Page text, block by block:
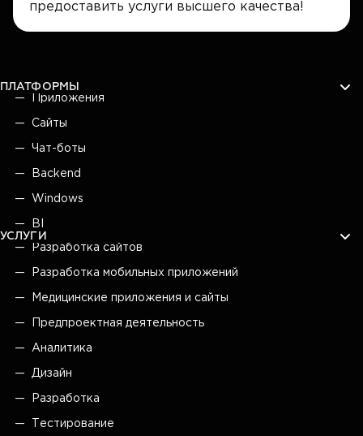
предоставить услуги высшего качества!
ПЛАТФОРМЫ
Приложения
Сайты
Чат-боты
Backend
Windows
BI
УСЛУГИ
Разработка сайтов
Разработка мобильных приложений
Медицинские приложения и сайты
Предпроектная деятельность
Аналитика
Дизайн
Разработка
Тестирование